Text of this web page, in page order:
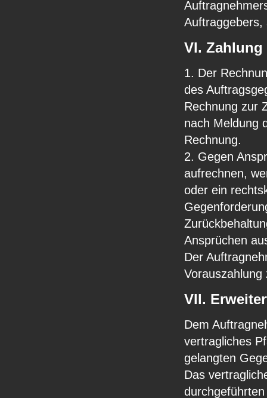
Auftraggebers,
Vl. Zahlung
1. Der
des
Rechnung zur
nach Meldung
Rechnung.
2. Gegen
aufrechnen,
oder ein
Ansprüchen
Der
Vorauszahlung
Vll.
Dem
vertragliches
gelangten
Das